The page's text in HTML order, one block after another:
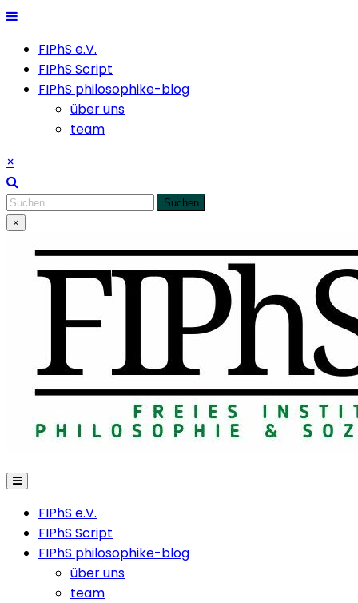
Skip
contentFIPhS e.V.
FIPhS Script
FIPhS philosophike-blog
über uns
team
×
Suchen
nach:
×
FIPhS e.V.
FIPhS Script
FIPhS philosophike-blog
über uns
team